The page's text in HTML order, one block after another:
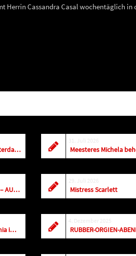
Herrin Cassandra Casal wochentäglich in
Mistress Melissa vanaf zaterdag weer dagelijks terug in Antwerpen
Domina Louisa von Luxe – AUGUST 2026 Mistress Scarlett
Latex Domina Lady Cynthia im Studio Royal